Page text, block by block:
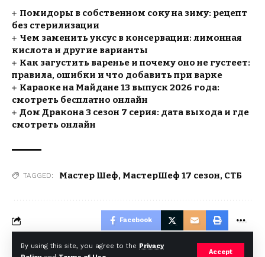
By using this site, you agree to the Privacy
Accept
Помидоры в собственном соку на зиму: рецепт
без стерилизации
Чем заменить уксус в консервации: лимонная
кислота и другие варианты
Как загустить варенье и почему оно не густеет:
правила, ошибки и что добавить при варке
Караоке на Майдане 13 выпуск 2026 года:
смотреть бесплатно онлайн
Дом Дракона 3 сезон 7 серия: дата выхода и где
смотреть онлайн
TAGGED: Мастер Шеф, МастерШеф 17 сезон, СТБ
Facebook